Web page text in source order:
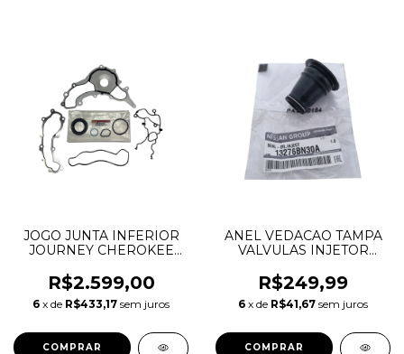
JOGO JUNTA INFERIOR
JOURNEY CHEROKEE
3.6 V6 PENTASTAR
68078554AA 68078554AB
68078554AC 68078554AD
R$2.599,00
6 x de R$433,17 sem juros
ANEL VEDACAO TAMPA
VALVULAS INJETOR
13276BN300 13276BN30A
R$249,99
6 x de R$41,67 sem juros